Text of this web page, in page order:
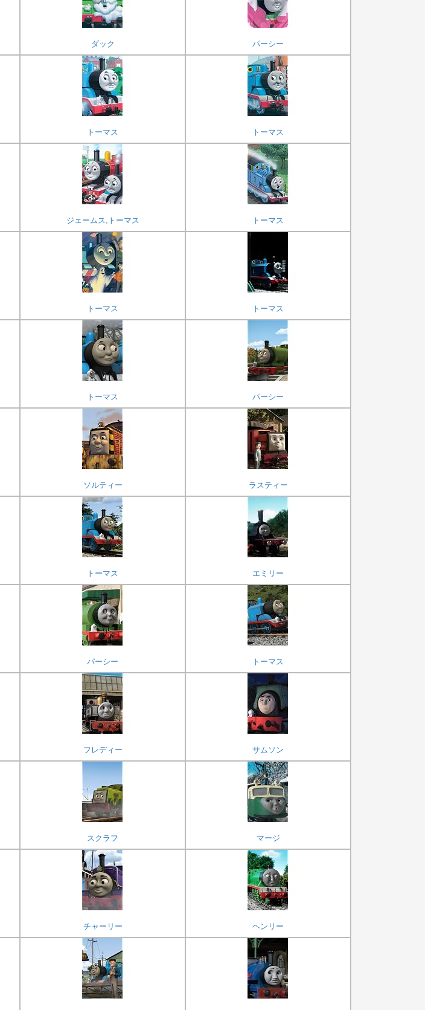
ダック パーシー
トーマス トーマス
ジェームス,トーマス トーマス
トーマス トーマス
トーマス パーシー
ソルティー ラスティー
トーマス エミリー
パーシー トーマス
フレディー サムソン
スクラフ マージ
チャーリー ヘンリー